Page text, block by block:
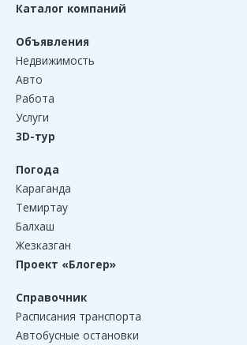
Каталог компаний
Объявления
Недвижимость
Авто
Работа
Услуги
3D-тур
Погода
Караганда
Темиртау
Балхаш
Жезказган
Проект «Блогер»
Справочник
Расписания транспорта
Автобусные остановки